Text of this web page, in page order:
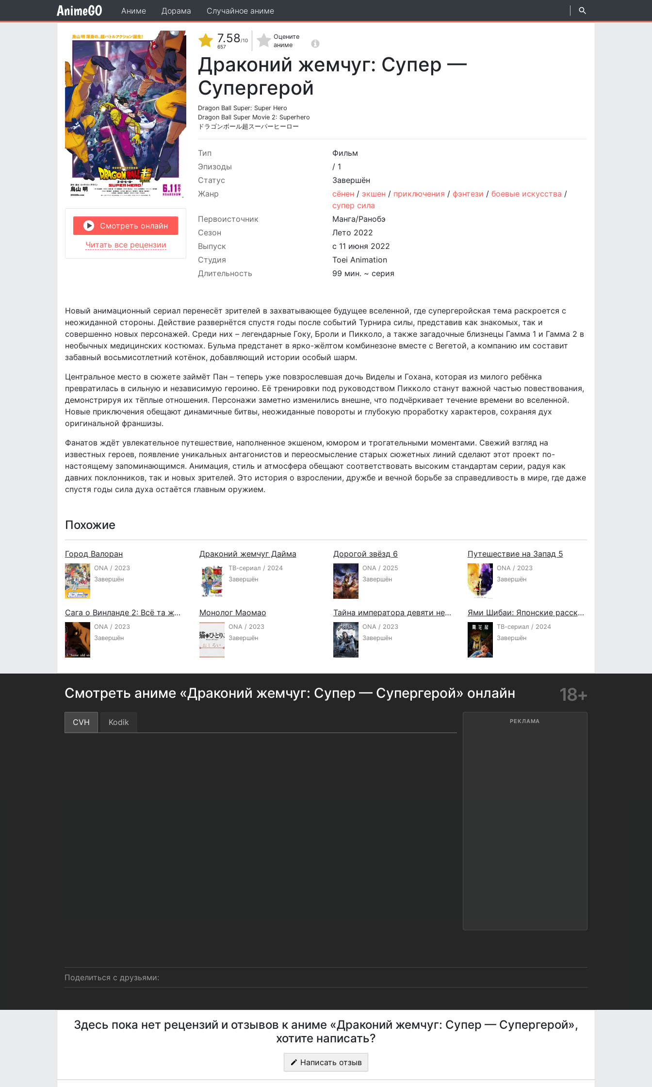
Аниме Дорама Случайное аниме
Смотреть онлайн
Читать все рецензии
7.58/10
657
Оцените
аниме
Драконий жемчуг: Супер —
Супергерой
Dragon Ball Super: Super Hero
Dragon Ball Super Movie 2: Superhero
ドラゴンボール超スーパーヒーロー
Тип
Фильм
Эпизоды
/ 1
Статус
Завершён
Жанр
сёнен / экшен / приключения /фэнтези /боевые искусства /
супер сила
Первоисточник
Манга/Ранобэ
Сезон
Лето 2022
Выпуск
с 11 июня 2022
Студия
Toei Animation
Длительность
99 мин. ~ серия
Новый анимационный сериал перенесёт зрителей в захватывающее будущее вселенной, где супергеройская тема раскроется с
неожиданной стороны. Действие развернётся спустя годы после событий Турнира силы, представив как знакомых, так и
совершенно новых персонажей. Среди них – легендарные Гоку, Броли и Пикколо, а также загадочные близнецы Гамма 1 и Гамма 2 в
необычных медицинских костюмах. Бульма предстанет в ярко-жёлтом комбинезоне вместе с Вегетой, а компанию им составит
забавный восьмисотлетний котёнок, добавляющий истории особый шарм.
Центральное место в сюжете займёт Пан – теперь уже повзрослевшая дочь Виделы и Гохана, которая из милого ребёнка
превратилась в сильную и независимую героиню. Её тренировки под руководством Пикколо станут важной частью повествования,
демонстрируя их тёплые отношения. Персонажи заметно изменились внешне, что подчёркивает течение времени во вселенной.
Новые приключения обещают динамичные битвы, неожиданные повороты и глубокую проработку характеров, сохраняя дух
оригинальной франшизы.
Фанатов ждёт увлекательное путешествие, наполненное экшеном, юмором и трогательными моментами. Свежий взгляд на
известных героев, появление уникальных антагонистов и переосмысление старых сюжетных линий сделают этот проект по-
настоящему запоминающимся. Анимация, стиль и атмосфера обещают соответствовать высоким стандартам серии, радуя как
давних поклонников, так и новых зрителей. Это история о взрослении, дружбе и вечной борьбе за справедливость в мире, где даже
спустя годы сила духа остаётся главным оружием.
Похожие
Город Валоран
ONA / 2023
Завершён
Драконий жемчуг Дайма
ТВ-сериал / 2024
Завершён
Дорогой звёзд 6
ONA / 2025
Завершён
Путешествие на Запад 5
ONA / 2023
Завершён
Сага о Винланде 2: Всё та же история
ONA / 2023
Завершён
Монолог Маомао
ONA / 2023
Завершён
Тайна императора девяти небес 4
ONA / 2023
Завершён
Ями Шибаи: Японские рассказы о привидениях 13
ТВ-сериал / 2024
Завершён
Смотреть аниме «Драконий жемчуг: Супер — Супергерой» онлайн 18+
CVH Kodik РЕКЛАМА
Поделиться с друзьями:
Здесь пока нет рецензий и отзывов к аниме «Драконий жемчуг: Супер — Супергерой»,
хотите написать?
Написать отзыв